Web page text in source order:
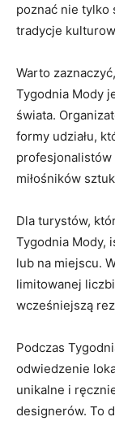
poznać nie ⁢tylko
tradycje
Warto
Tygodnia ⁢Mody
świata.
formy​ udziału,
profesjonalistów
miłośników
Dla turystów,
Tygodnia Mody,
lub na miejscu.
limitowanej
wcześniejszą
Podczas
odwiedzenie
unikalne i
designerów.​ To